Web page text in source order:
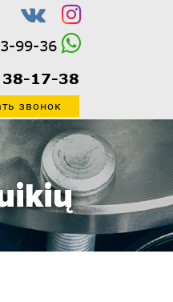
99-36
17-38
звонок